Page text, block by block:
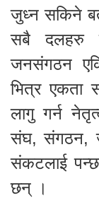
जुध्न सकिने
सबै दलहरु
जनसंगठन
भित्र एकता
लागु गर्न
संघ, संगठन,
संकटलाई
छन् ।